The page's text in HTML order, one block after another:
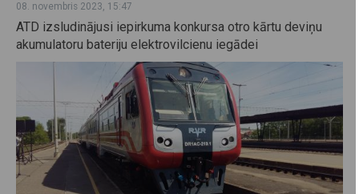
08. novembris 2023, 15:47
ATD izsludinājusi iepirkuma konkursa otro kārtu deviņu
akumulatoru bateriju elektrovilcienu iegādei